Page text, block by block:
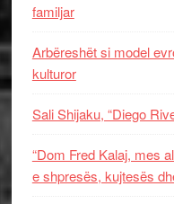
familjar
Arbëreshët si model
kulturor
Sali Shijaku, “Diego
“Dom Fred Kalaj, mes
e shpresës, kujtesës